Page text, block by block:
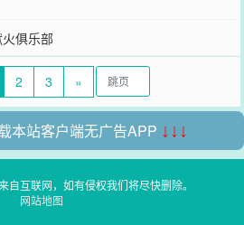
俱乐部
2 3 »
本站客户端无广告APP ↓↓↓
自互联网，如有侵权我们将尽快删除。
网站地图